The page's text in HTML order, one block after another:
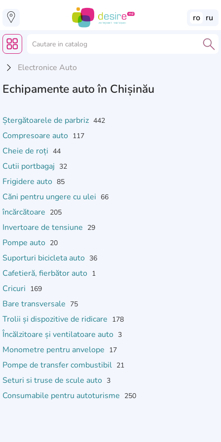
ro ru
Electronice Auto
Echipamente auto în Chișinău
Ștergătoarele de parbriz 442
Compresoare auto 117
Cheie de roți 44
Cutii portbagaj 32
Frigidere auto 85
Căni pentru ungere cu ulei 66
încărcătoare 205
Invertoare de tensiune 29
Pompe auto 20
Suporturi bicicleta auto 36
Cafetieră, fierbător auto 1
Cricuri 169
Bare transversale 75
Trolii și dispozitive de ridicare 178
Încălzitoare și ventilatoare auto 3
Monometre pentru anvelope 17
Pompe de transfer combustibil 21
Seturi si truse de scule auto 3
Consumabile pentru autoturisme 250